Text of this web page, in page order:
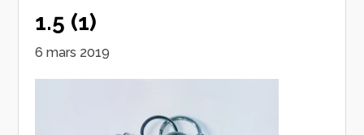
1.5 (1)
6 mars 2019